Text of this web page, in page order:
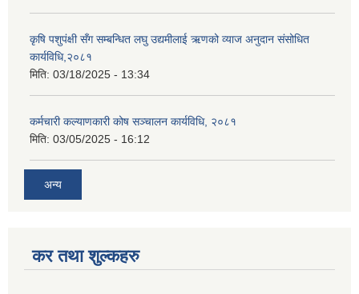
कृषि पशुपंक्षी सँग सम्बन्धित लघु उद्यमीलाई ऋणको व्याज अनुदान संसोधित
कार्यविधि,२०८१
मिति: 03/18/2025 - 13:34
कर्मचारी कल्याणकारी कोष सञ्चालन कार्यविधि, २०८१
मिति: 03/05/2025 - 16:12
अन्य
कर तथा शुल्कहरु